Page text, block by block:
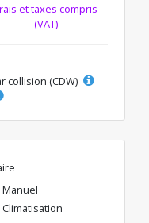
et taxes compris
(VAT)
collision (CDW)
Manuel
Climatisation